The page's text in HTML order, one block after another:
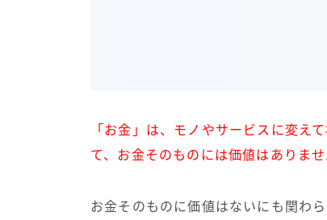
「お金」は、モノやサービスに変え
て、お金そのものには価値はありませ
お金そのものに価値はないにも関わ